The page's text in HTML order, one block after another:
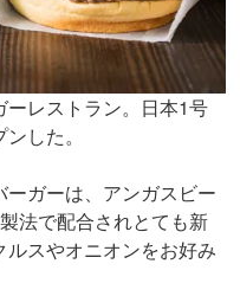
レストラン。日本1号
した。
ガーは、アンガスビー
法で配合されとても新
スやオニオンをお好み